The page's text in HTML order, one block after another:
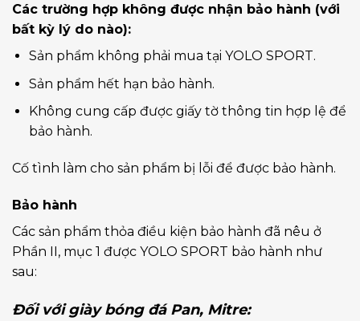
Các trường hợp không được nhận bảo hành (với
bất kỳ lý do nào):
Sản phẩm không phải mua tại YOLO SPORT.
Sản phẩm hết hạn bảo hành.
Không cung cấp được giấy tờ thông tin hợp lệ để
bảo hành.
Cố tình làm cho sản phẩm bị lỗi để được bảo hành.
Bảo hành
Các sản phẩm thỏa điều kiện bảo hành đã nêu ở
Phần II, mục 1 được YOLO SPORT bảo hành như
sau:
Đối với giày bóng đá Pan, Mitre: